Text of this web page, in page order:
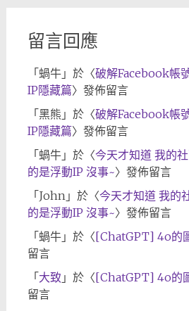
留言回應
「 蝸牛」於〈破解Facebook帳
IP隱藏篇〉發佈留言
「 黑熊 」於〈破解Facebook帳
IP隱藏篇〉發佈留言
「 蝸牛」於〈今天才知道 我的
的是浮動IP 沒事~〉發佈留言
「 John」於〈今天才知道 我的
的是浮動IP 沒事~〉發佈留言
「 蝸牛」於〈[ChatGPT] 4o的
留言
「 大致 」於〈[ChatGPT] 4o的
留言